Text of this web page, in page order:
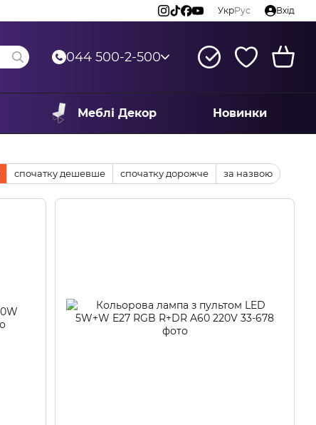
УкрРус Вхід
044 500-2-500
Меблі Декор Новинки
спочатку дешевше спочатку дорожче за назвою